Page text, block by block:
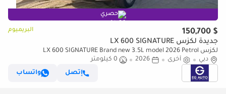
حصري
$ 150,700 البريميوم
جديدة لكزس LX 600 SIGNATURE
لكزس LX 600 SIGNATURE Brand new 3.5L model 2026 Petrol
دبي
أخرى 2026
0 كيلومتر
إتصل
واتساب